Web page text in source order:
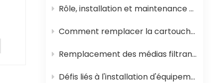
Rôle, installation et maintenance des équipements de stérilisation UHT pour jus
Comment remplacer la cartouche filtrante en polypropylène et la membrane d'osmose inverse d'un système d'osmose inverse
Remplacement des médias filtrants dans les équipements de traitement de l'eau
Défis liés à l'installation d'équipements en Afrique